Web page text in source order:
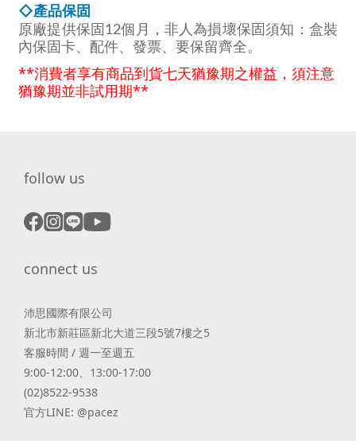
◇產品保固
原廠提供保固12個月， 非人為損壞保固須知 ：盒裝
內保固卡、配件、發票、要保留齊全。
**消費者享有商品到貨七天猶豫期之權益，須注意
猶豫期並非試用期**
follow us
connect us
沛思國際有限公司
新北市新莊區新北大道三段5號7樓之5
客服時間 / 週一至週五
9:00-12:00、13:00-17:00
(02)8522-9538
官方LINE: @pacez